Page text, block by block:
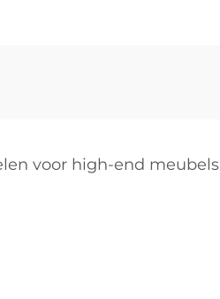
voor high-end meubels